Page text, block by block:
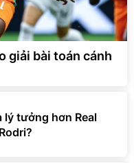
giải bài toán cánh
lý tưởng hơn Real